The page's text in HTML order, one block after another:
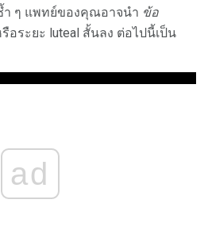
ๆ แพทย์ของคุณอาจนำ ข้อ
อระยะ luteal สั้นลง ต่อไปนี้เป็น
ad